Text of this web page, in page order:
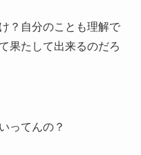
？自分のことも理解で
果たして出来るのだろ
ってんの？